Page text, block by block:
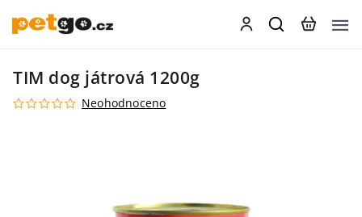
TIM dog játrová 1200g
Neohodnoceno